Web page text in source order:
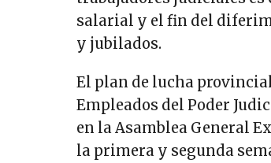
salarial y el fin del
y jubilados.
El plan de lucha
Empleados del Poder
en la Asamblea General
la primera y segunda